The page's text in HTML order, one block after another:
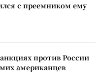
с преемником ему
против России
американцев